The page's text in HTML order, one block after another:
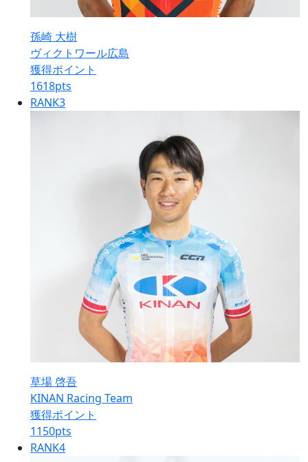
孫崎 大樹
ヴィクトワール広島
獲得ポイント
1618pts
RANK3
草場 啓吾
KINAN Racing Team
獲得ポイント
1150pts
RANK4